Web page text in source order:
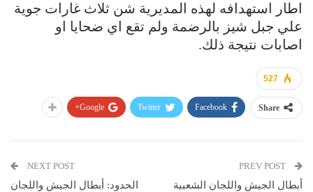
اطار استهدافه لهذه المديرية شن ثلاث غارات جوية
علي جبل شيز بالرضمة ولم تقع اي ضحايا او
اصابات نتيجة ذلك.
527
Share
Facebook
Twitter
Google+
أبطال الجيش واللجان الشعبية
NEXT POST
الحدود: أبطال الجيش واللجان